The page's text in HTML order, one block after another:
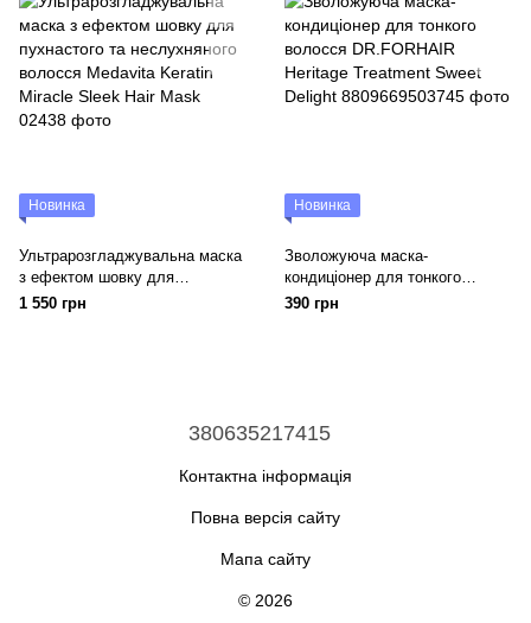
Новинка
Ультрарозгладжувальна маска
з ефектом шовку для
пухнастого та неслухняного
1 550 грн
Новинка
Зволожуюча маска-
кондиціонер для тонкого
волосся DR.FORHAIR Heritage
390 грн
380635217415
Контактна інформація
Повна версія сайту
Мапа сайту
© 2026